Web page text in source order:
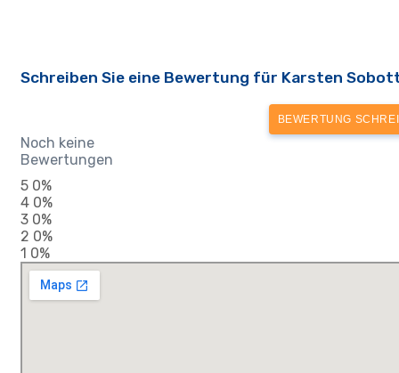
Schreiben Sie eine Bewertung für Karsten
BEWERTUNG
Noch keine
Bewertungen
5 0%
4 0%
3 0%
2 0%
1 0%